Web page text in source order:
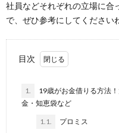
社員などそれぞれの立場に合
で、ぜひ参考にしてください
目次
1.
19歳がお金借りる方法
金・知恵袋など
1.1. プロミス